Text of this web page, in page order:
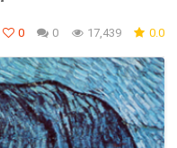
0 0 17,439 0.0